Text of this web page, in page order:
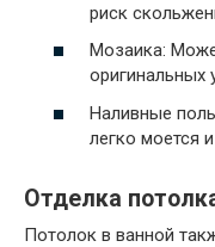
риск
Мозаика:
оригинальных
Наливные
легко моется
Отделка
Потолок в ванной